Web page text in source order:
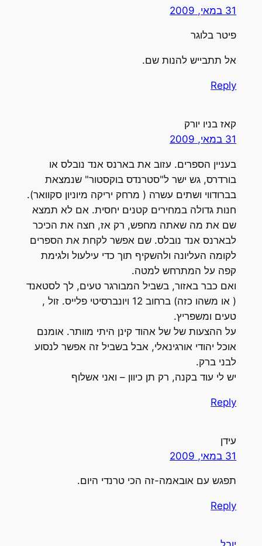
פיטר בלוגר
אל תתבייש להנות שם.
Reply
קאז בניו יורק
בעניין הספרים. עזוב את בארנס אנד נובלס או
בורדרס, גש ישר ל"סטרנדס בוקסטור" שנמצאת
בברודווי ושתים עשרה ( מרחק יריקה מיוניון סקוואר).
חנות גדולה במחירים קטנים יחסית. אם לא תמצא
שם את מה שאתה מחפש, רק אז, חצה את הכיכר
לבארנס אנד נובלס. שם אפשר לקחת את הספרים
לקומה העליונה ולהשקיף תוך כדי עילעול ולגימת
קפה על המתרחש למטה.
ואם כבר באזור, בשביל המבורגר טעים, לך לסטאנד
( או משהו כזה) ברחוב 12 ויונברסיטי פלייס. זול ,
טעים ומשפריץ.
על ההצעות של של אהוד קינן היתי מוותר. אומנם
אוכל יהודי אורגינאלי, אבל בשביל זה אפשר לנסוע
לבני ברק.
יש לי עוד בקנה, רק תן כיוון – ואני אשלוף
Reply
עידן
תפגש עם אובאמה-זה הכי טרנדי היום.
Reply